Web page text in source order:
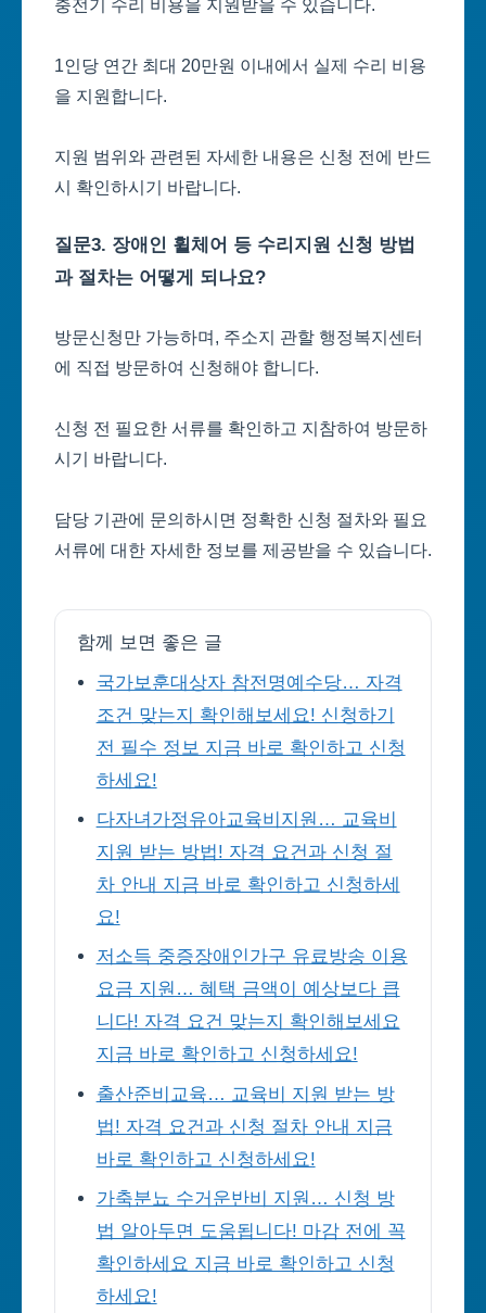
충전기 수리 비용을 지원받을 수 있습니다.
1인당 연간 최대 20만원 이내에서 실제 수리 비용
을 지원합니다.
지원 범위와 관련된 자세한 내용은 신청 전에 반드
시 확인하시기 바랍니다.
질문3. 장애인 휠체어 등 수리지원 신청 방법
과 절차는 어떻게 되나요?
방문신청만 가능하며, 주소지 관할 행정복지센터
에 직접 방문하여 신청해야 합니다.
신청 전 필요한 서류를 확인하고 지참하여 방문하
시기 바랍니다.
담당 기관에 문의하시면 정확한 신청 절차와 필요
서류에 대한 자세한 정보를 제공받을 수 있습니다.
함께 보면 좋은 글
국가보훈대상자 참전명예수당… 자격
조건 맞는지 확인해보세요! 신청하기
전 필수 정보 지금 바로 확인하고 신청
하세요!
다자녀가정유아교육비지원… 교육비
지원 받는 방법! 자격 요건과 신청 절
차 안내 지금 바로 확인하고 신청하세
요!
저소득 중증장애인가구 유료방송 이용
요금 지원… 혜택 금액이 예상보다 큽
니다! 자격 요건 맞는지 확인해보세요
지금 바로 확인하고 신청하세요!
출산준비교육… 교육비 지원 받는 방
법! 자격 요건과 신청 절차 안내 지금
바로 확인하고 신청하세요!
가축분뇨 수거운반비 지원… 신청 방
법 알아두면 도움됩니다! 마감 전에 꼭
확인하세요 지금 바로 확인하고 신청
하세요!